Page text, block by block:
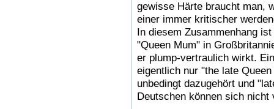
gewisse Härte braucht man,
einer immer kritischer
In diesem Zusammenhang
"Queen Mum" in
er plump-vertraulich wirkt.
eigentlich nur "the late
unbedingt dazugehört und
Deutschen können sich nicht